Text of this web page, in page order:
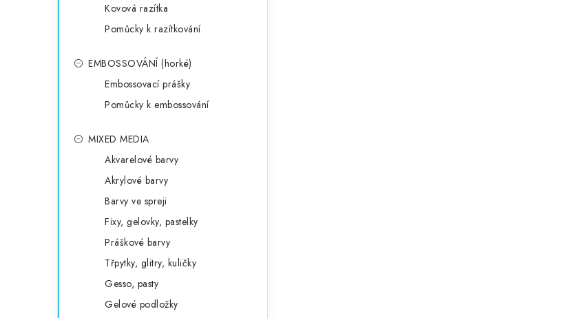
Kovová razítka
Pomůcky k razítkování
EMBOSSOVÁNÍ (horké)
Embossovací prášky
Pomůcky k embossování
MIXED MEDIA
Akvarelové barvy
Akrylové barvy
Barvy ve spreji
Fixy, gelovky, pastelky
Práškové barvy
Třpytky, glitry, kuličky
Gesso, pasty
Gelové podložky